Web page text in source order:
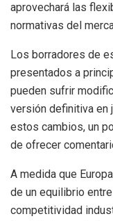
aprovechará las
normativas del
Los borradores de
presentados a
pueden sufrir
versión definitiva en
estos cambios, un
de ofrecer
A medida que
de un equilibrio
competitividad